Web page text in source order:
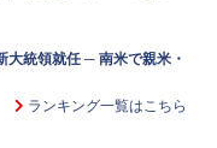
統領就任 ─ 南米で親米・
ランキング一覧はこちら